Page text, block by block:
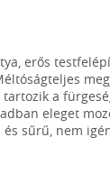
erős
a
eleget
sűrű, nem